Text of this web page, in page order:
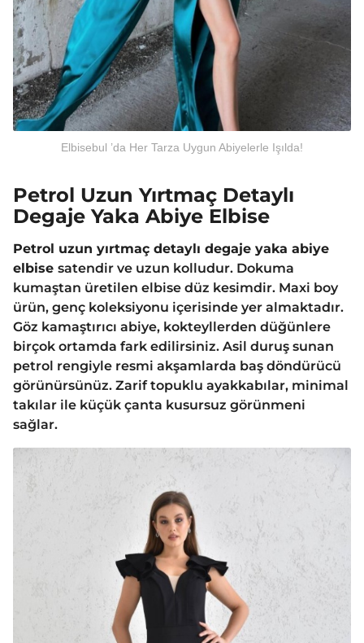
Elbisebul ’da Her Tarza Uygun Abiyelerle Işılda!
Petrol Uzun Yırtmaç Detaylı
Degaje Yaka Abiye Elbise
Petrol uzun yırtmaç detaylı degaje yaka abiye
elbise satendir ve uzun kolludur. Dokuma
kumaştan üretilen elbise düz kesimdir. Maxi boy
ürün, genç koleksiyonu içerisinde yer almaktadır.
Göz kamaştırıcı abiye, kokteyllerden düğünlere
birçok ortamda fark edilirsiniz. Asil duruş sunan
petrol rengiyle resmi akşamlarda baş döndürücü
görünürsünüz. Zarif topuklu ayakkabılar, minimal
takılar ile küçük çanta kusursuz görünmeni
sağlar.